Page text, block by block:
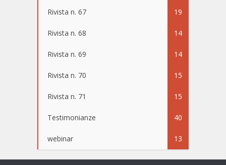
Rivista n. 67 19
Rivista n. 68 14
Rivista n. 69 14
Rivista n. 70 15
Rivista n. 71 15
Testimonianze 40
webinar 13